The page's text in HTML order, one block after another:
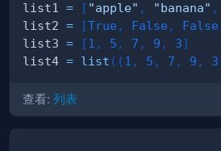
list1 = [ "apple" , "banana" ,
list2 = [True , False , False
list3 = [1 , 5 , 7 , 9 , 3]
list4 = list ( (1 , 5 , 7 , 9 , 3
查看: 列表